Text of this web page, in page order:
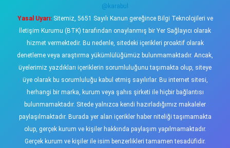
@karabul
Yasal Uyarı:Sitemiz, 5651 Sayılı Kanun gereğince Bilgi Teknolojileri ve
İletişim Kurumu (BTK) tarafından onaylanmış bir Yer Sağlayıcı olarak
hizmet vermektedir. Bu nedenle, sitedeki içerikleri proaktif olarak
denetleme veya araştırma yükümlülüğümüz bulunmamaktadır. Ancak,
üyelerimiz yazdıkları içeriklerin sorumluluğunu taşımakta olup, siteye
üye olarak bu sorumluluğu kabul etmiş sayılırlar. Bu internet sitesi,
herhangi bir marka, kurum veya şahıs şirketi ile hiçbir bağlantısı
bulunmamaktadır. Sitede yalnızca kendi hazırladığımız makaleler
paylaşılmaktadır. Burada yer alan içerikler haber niteliği taşımamakta
olup, gerçek kurum ve kişiler hakkında paylaşım yapılmamaktadır.
Gerçek kurum ve kişiler ile isim benzerlikleri tamamen tesadüfidir.